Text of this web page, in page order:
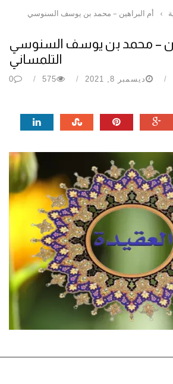
›
أم البراهين – محمد بن يوسف السنوسي
– محمد بن يوسف السنوسي
التلمساني
ديسمبر 8, 2021 575
0